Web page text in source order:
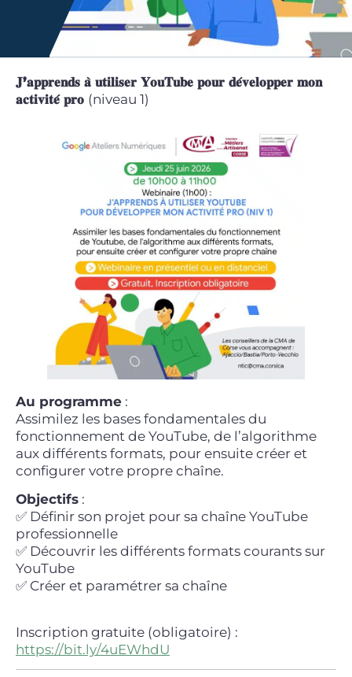
𝐉’𝐚𝐩𝐩𝐫𝐞𝐧𝐝𝐬 𝐚̀ 𝐮𝐭𝐢𝐥𝐢𝐬𝐞𝐫 𝐘𝐨𝐮𝐓𝐮𝐛𝐞 𝐩𝐨𝐮𝐫 𝐝𝐞́𝐯𝐞𝐥𝐨𝐩𝐩𝐞𝐫 𝐦𝐨𝐧
𝐚𝐜𝐭𝐢𝐯𝐢𝐭𝐞́ 𝐩𝐫𝐨 (niveau 1)
Au programme :
Assimilez les bases fondamentales du
fonctionnement de YouTube, de l’algorithme
aux différents formats, pour ensuite créer et
configurer votre propre chaîne.
Objectifs :
✅ Définir son projet pour sa chaîne YouTube
professionnelle
✅ Découvrir les différents formats courants sur
YouTube
✅ Créer et paramétrer sa chaîne
Inscription gratuite (obligatoire) :
https://bit.ly/4uEWhdU